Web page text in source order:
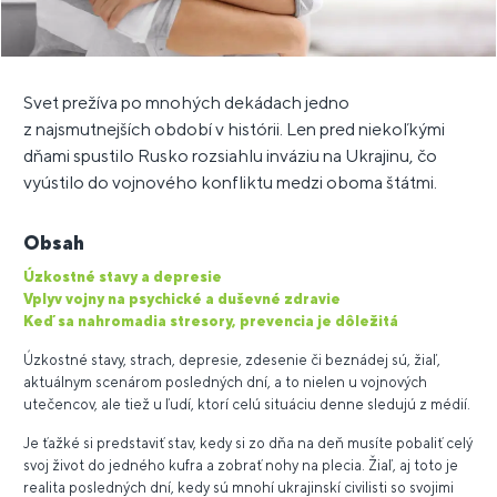
Svet prežíva po mnohých dekádach jedno
z najsmutnejších období v histórii. Len pred niekoľkými
dňami spustilo Rusko rozsiahlu inváziu na Ukrajinu, čo
vyústilo do vojnového konfliktu medzi oboma štátmi.
Obsah
Úzkostné stavy a depresie
Vplyv vojny na psychické a duševné zdravie
Keď sa nahromadia stresory, prevencia je dôležitá
Úzkostné stavy, strach, depresie, zdesenie či beznádej sú, žiaľ,
aktuálnym scenárom posledných dní, a to nielen u vojnových
utečencov, ale tiež u ľudí, ktorí celú situáciu denne sledujú z médií.
Je ťažké si predstaviť stav, kedy si zo dňa na deň musíte pobaliť celý
svoj život do jedného kufra a zobrať nohy na plecia. Žiaľ, aj toto je
realita posledných dní, kedy sú mnohí ukrajinskí civilisti so svojimi